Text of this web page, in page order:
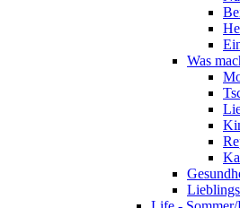
Was